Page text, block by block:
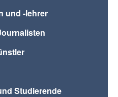
und -lehrer
Studierende